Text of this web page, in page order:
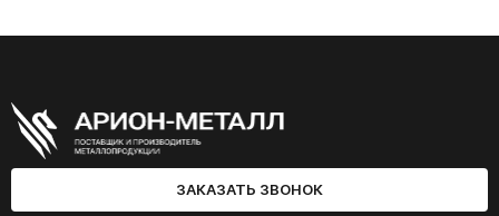
ЗАКАЗАТЬ ЗВОНОК